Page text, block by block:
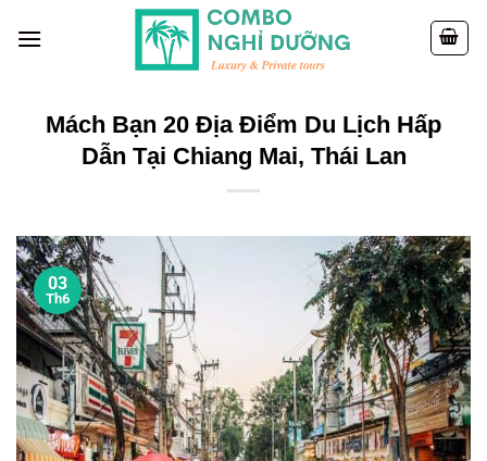
Mách Bạn 20 Địa Điểm Du Lịch Hấp
Dẫn Tại Chiang Mai, Thái Lan
03
Th6